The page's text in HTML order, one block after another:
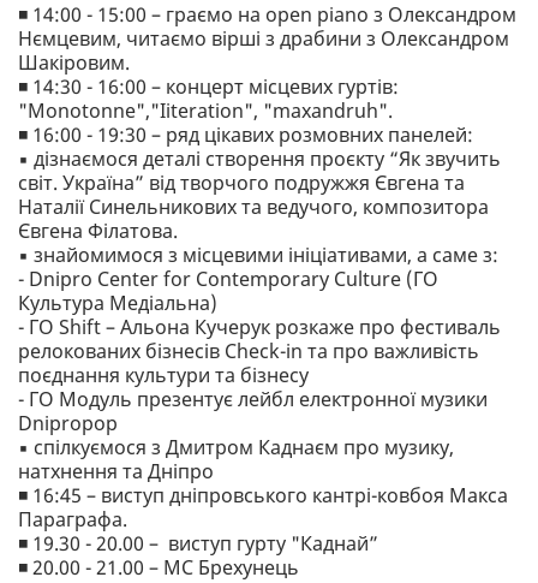
◾️ 14:00 - 15:00 – граємо на оpen piano з Олександром
Нємцевим, читаємо вірші з драбини з Олександром
Шакіровим.
◾️ 14:30 - 16:00 – концерт місцевих гуртів:
"Monotonne","Iiteration", "maxandruh".
◾️ 16:00 - 19:30 – ряд цікавих розмовних панелей:
▪️ дізнаємося деталі створення проєкту “Як звучить
світ. Україна” від творчого подружжя Євгена та
Наталії Синельникових та ведучого, композитора
Євгена Філатова.
▪️ знайомимося з місцевими ініціативами, а саме з:
- Dnipro Center for Contemporary Culture (ГО
Культура Медіальна)
- ГО Shift – Альона Кучерук розкаже про фестиваль
релокованих бізнесів Check-in та про важливість
поєднання культури та бізнесу
- ГО Модуль презентує лейбл електронної музики
Dnipropop
▪️ спілкуємося з Дмитром Каднаєм про музику,
натхнення та Дніпро
◾️ 16:45 – виступ дніпровського кантрі-ковбоя Макса
Параграфа.
◾️ 19.30 - 20.00 – виступ гурту "Каднай”
◾️ 20.00 - 21.00 – МС Брехунець